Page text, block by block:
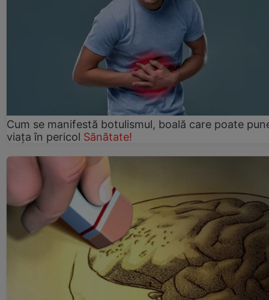
Cum se manifestă botulismul, boală care poate
viaţa în pericol Sănătate!